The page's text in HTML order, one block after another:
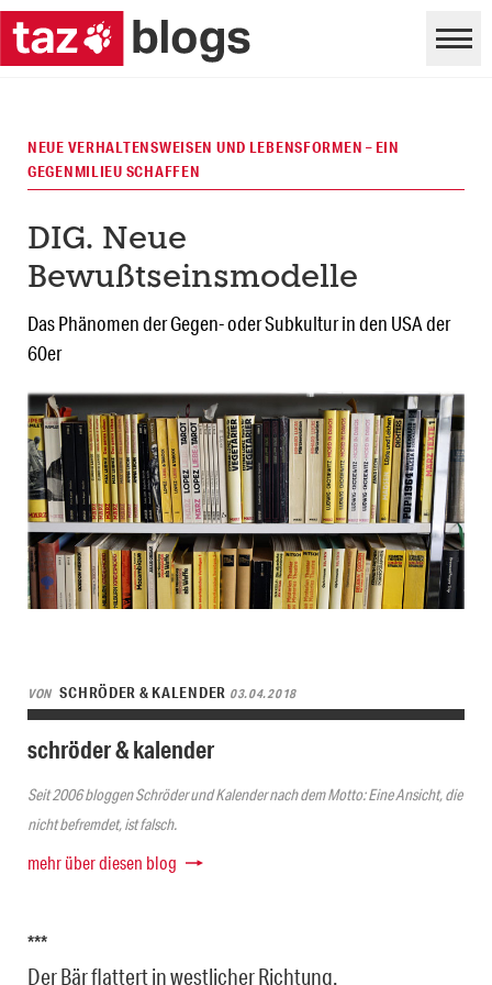
NEUE VERHALTENSWEISEN UND LEBENSFORMEN – EIN
GEGENMILIEU SCHAFFEN
DIG. Neue
Bewußtseinsmodelle
Das Phänomen der Gegen- oder Subkultur in den USA der
60er
VON SCHRÖDER & KALENDER 03.04.2018
schröder & kalender
Seit 2006 bloggen Schröder und Kalender nach dem Motto: Eine Ansicht, die
nicht befremdet, ist falsch.
mehr über diesen blog
***
Der Bär flattert in westlicher Richtung.